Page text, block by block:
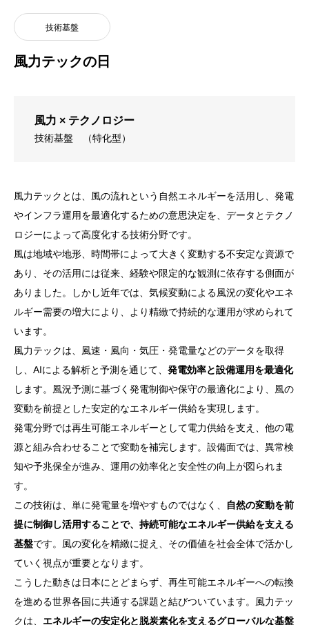
技術基盤
風力テックの日
風力 × テクノロジー
技術基盤 （特化型）
風力テックとは、風の流れという自然エネルギーを活用し、発電
やインフラ運用を最適化するための意思決定を、データとテクノ
ロジーによって高度化する技術分野です。
風は地域や地形、時間帯によって大きく変動する不安定な資源で
あり、その活用には従来、経験や限定的な観測に依存する側面が
ありました。しかし近年では、気候変動による風況の変化やエネ
ルギー需要の増大により、より精緻で持続的な運用が求められて
います。
風力テックは、風速・風向・気圧・発電量などのデータを取得
し、AIによる解析と予測を通じて、 発電効率と設備運用を最適化
します。風況予測に基づく発電制御や保守の最適化により、風の
変動を前提とした安定的なエネルギー供給を実現します。
発電分野では再生可能エネルギーとして電力供給を支え、他の電
源と組み合わせることで変動を補完します。設備面では、異常検
知や予兆保全が進み、運用の効率化と安全性の向上が図られま
す。
この技術は、単に発電量を増やすものではなく、
自然の変動を前
提に制御し活用することで、持続可能なエネルギー供給を支える
基盤です。風の変化を精緻に捉え、その価値を社会全体で活かし
ていく視点が重要となります。
こうした動きは日本にとどまらず、再生可能エネルギーへの転換
を進める世界各国に共通する課題と結びついています。風力テッ
クは、 エネルギーの安定化と脱炭素化を支えるグローバルな基盤